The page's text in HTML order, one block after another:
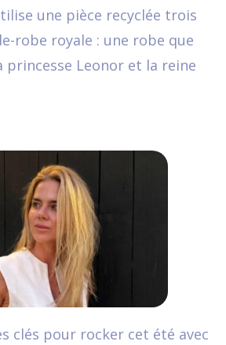
une pièce recyclée trois
robe royale : une robe que
Leonor et la reine
clés pour rocker cet été avec